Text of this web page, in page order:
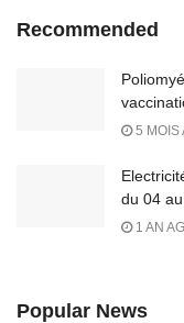
Recommended
5 MOIS
du 04
1 AN
Popular News